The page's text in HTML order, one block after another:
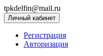
tpkdelfin@mail.ru
Личный кабинет
Регистрация
Авторизация